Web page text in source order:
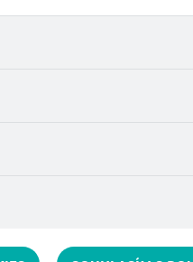
ovládání filtrů a také
nelze přiřadit
vašim preferencím, což